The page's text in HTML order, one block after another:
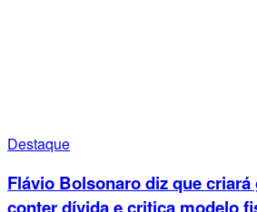
Destaque
Flávio Bolsonaro diz que